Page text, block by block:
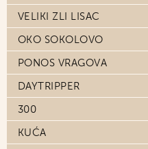
VELIKI ZLI LISAC
OKO SOKOLOVO
PONOS VRAGOVA
DAYTRIPPER
300
KUĆA